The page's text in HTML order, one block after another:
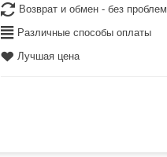
Возврат и обмен - без проблем
Различные способы оплаты
Лучшая цена